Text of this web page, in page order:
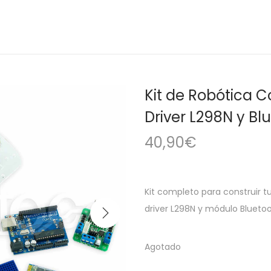
Kit de Robótica
Driver L298N y
40,90€
Kit completo para construir
driver L298N y módulo
Agotado